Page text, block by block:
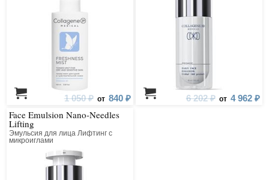
1 050 ₽ от 840 ₽ 6 202 ₽ от 4 962 ₽
Face Emulsion Nano-Needles
Lifting
Эмульсия для лица Лифтинг с
микроиглами